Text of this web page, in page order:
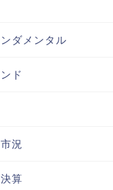
ダメンタル
ド
況
算